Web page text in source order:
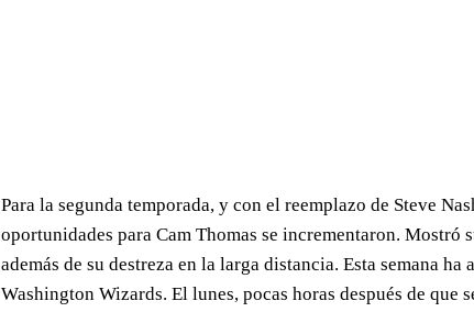
Para la segunda temporada, y con el reemplazo de Steve
oportunidades para Cam Thomas se incrementaron. Mostró
además de su destreza en la larga distancia. Esta semana
Washington Wizards. El lunes, pocas horas después de